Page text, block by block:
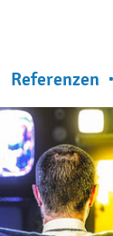
Referenzen